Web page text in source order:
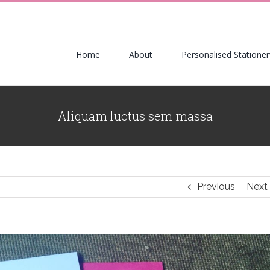
Home
About Personalised
Aliquam luctus sem massa
Previous Next